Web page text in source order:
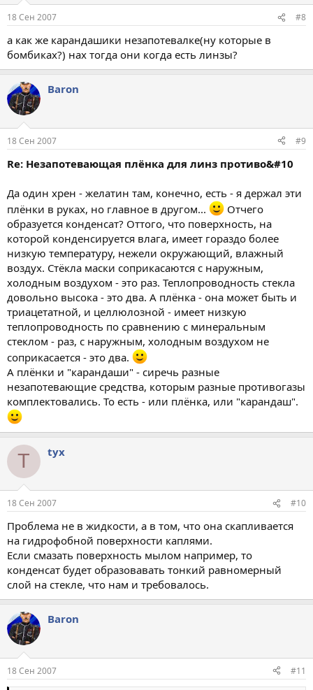
18 Сен 2007 #8
а как же карандашики незапотевалке(ну которые в
бомбиках?) нах тогда они когда есть линзы?
Baron
18 Сен 2007 #9
Re: Незапотевающая плёнка для линз противо&#10
Да один хрен - желатин там, конечно, есть - я держал эти
плёнки в руках, но главное в другом...
Отчего
образуется конденсат? Оттого, что поверхность, на
которой конденсируется влага, имеет гораздо более
низкую температуру, нежели окружающий, влажный
воздух. Стёкла маски соприкасаются с наружным,
холодным воздухом - это раз. Теплопроводность стекла
довольно высока - это два. А плёнка - она может быть и
триацетатной, и целлюлозной - имеет низкую
теплопроводность по сравнению с минеральным
стеклом - раз, с наружным, холодным воздухом не
соприкасается - это два.
А плёнки и "карандаши" - сиречь разные
незапотевающие средства, которым разные противогазы
комплектовались. То есть - или плёнка, или "карандаш".
T tyx
18 Сен 2007 #10
Проблема не в жидкости, а в том, что она скапливается
на гидрофобной поверхности каплями.
Если смазать поверхность мылом например, то
конденсат будет образовавать тонкий равномерный
слой на стекле, что нам и требовалось.
Baron
18 Сен 2007 #11